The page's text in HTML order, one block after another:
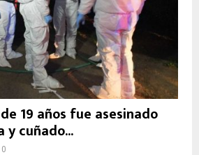
19 años fue asesinado
y cuñado...
0